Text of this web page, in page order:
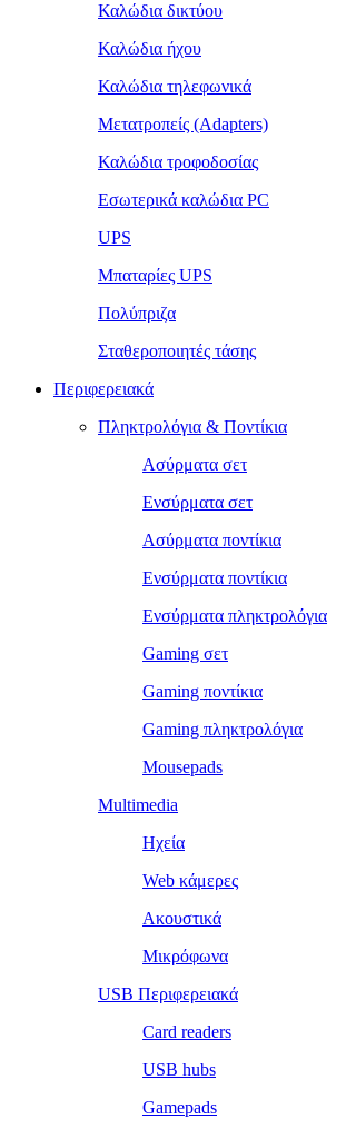
Καλώδια δικτύου
Καλώδια ήχου
Καλώδια τηλεφωνικά
Μετατροπείς (Adapters)
Καλώδια τροφοδοσίας
Εσωτερικά καλώδια PC
UPS
Μπαταρίες UPS
Πολύπριζα
Σταθεροποιητές τάσης
Περιφερειακά
Πληκτρολόγια & Ποντίκια
Ασύρματα σετ
Ενσύρματα σετ
Ασύρματα ποντίκια
Ενσύρματα ποντίκια
Ενσύρματα πληκτρολόγια
Gaming σετ
Gaming ποντίκια
Gaming πληκτρολόγια
Mousepads
Multimedia
Ηχεία
Web κάμερες
Ακουστικά
Μικρόφωνα
USB Περιφερειακά
Card readers
USB hubs
Gamepads